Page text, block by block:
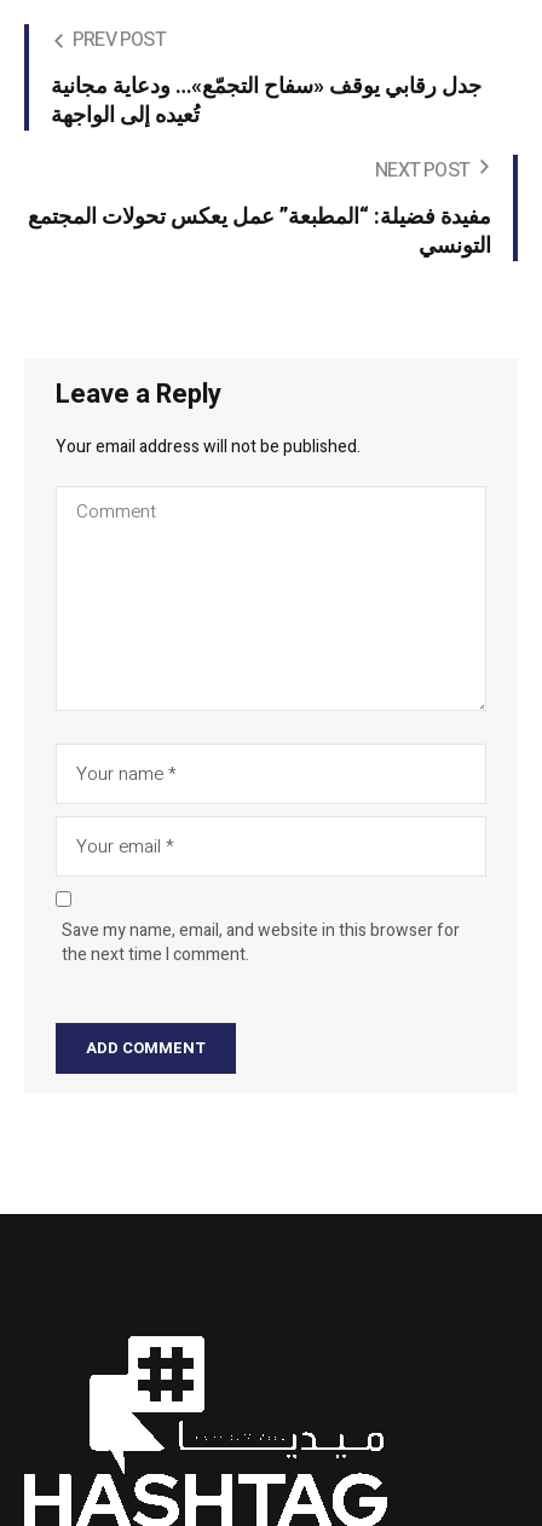
PREV POST
جدل رقابي يوقف «سفاح التجمّع»… ودعاية مجانية
تُعيده إلى الواجهة
NEXT POST
مفيدة فضيلة: “المطبعة” عمل يعكس تحولات المجتمع
التونسي
Leave a Reply
Your email address will not be published.
Save my name, email, and website in this browser for
the next time I comment.